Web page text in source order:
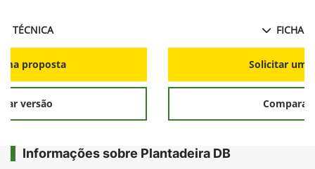
TÉCNICA
proposta
versão
FICHA
Solicitar
Comparar
Informações sobre Plantadeira DB